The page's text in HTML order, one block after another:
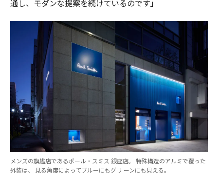
通し、モダンな提案を続けているのです」
メンズの旗艦店であるポール・スミス 銀座店。 特殊構造のアルミで覆った
外装は、 見る角度によってブルーにもグリ ーンにも見える。